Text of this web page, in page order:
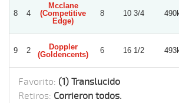
8 4
Mcclane
(Competitive
Edge)
8 10 3/4
9 2
Doppler
(Goldencents)
6 16 1/2
Favorito: (1) Translucido
Retiros: Corrieron todos.